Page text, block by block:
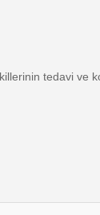
tedavi ve